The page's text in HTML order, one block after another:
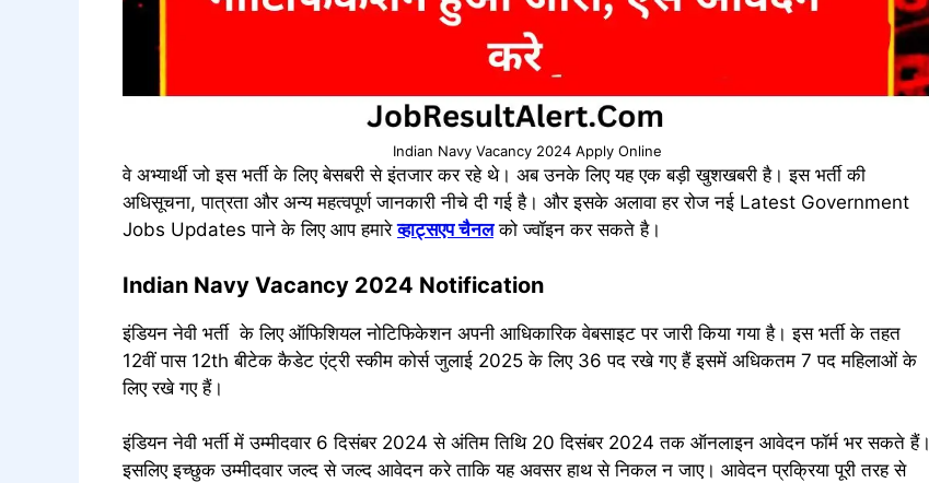
Indian Navy Vacancy 2024 Apply Online
वे अभ्यार्थी जो इस भर्ती के लिए बेसबरी से इंतजार कर रहे थे। अब उनके लिए यह एक बड़ी खुशखबरी है। इस भर्ती की
अधिसूचना, पात्रता और अन्य महत्वपूर्ण जानकारी नीचे दी गई है। और इसके अलावा हर रोज नई Latest Government
Jobs Updates पाने के लिए आप हमारेव्हाट्सएप चैनलको ज्वॉइन कर सकते है।
Indian Navy Vacancy 2024 Notification
इंडियन नेवी भर्ती के लिए ऑफिशियल नोटिफिकेशन अपनी आधिकारिक वेबसाइट पर जारी किया गया है। इस भर्ती के तहत
12वीं पास 12th बीटेक कैडेट एंट्री स्कीम कोर्स जुलाई 2025 के लिए 36 पद रखे गए हैं इसमें अधिकतम 7 पद महिलाओं के
लिए रखे गए हैं।
इंडियन नेवी भर्ती में उम्मीदवार 6 दिसंबर 2024 से अंतिम तिथि 20 दिसंबर 2024 तक ऑनलाइन आवेदन फॉर्म भर सकते हैं।
इसलिए इच्छुक उम्मीदवार जल्द से जल्द आवेदन करे ताकि यह अवसर हाथ से निकल न जाए। आवेदन प्रक्रिया पूरी तरह से